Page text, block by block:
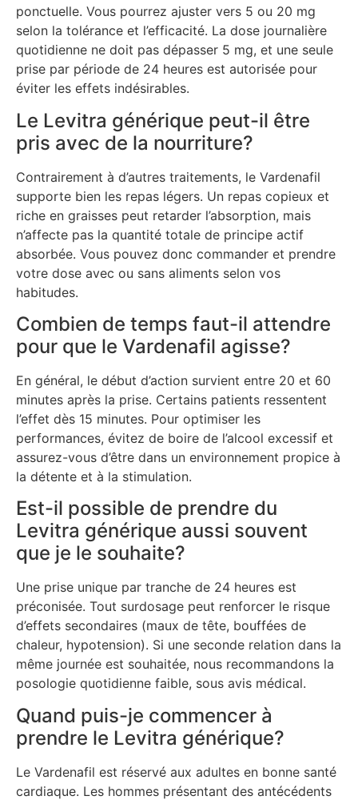
ponctuelle. Vous pourrez ajuster vers 5 ou 20 mg
selon la tolérance et l’efficacité. La dose journalière
quotidienne ne doit pas dépasser 5 mg, et une seule
prise par période de 24 heures est autorisée pour
éviter les effets indésirables.
Le Levitra générique peut-il être
pris avec de la nourriture?
Contrairement à d’autres traitements, le Vardenafil
supporte bien les repas légers. Un repas copieux et
riche en graisses peut retarder l’absorption, mais
n’affecte pas la quantité totale de principe actif
absorbée. Vous pouvez donc commander et prendre
votre dose avec ou sans aliments selon vos
habitudes.
Combien de temps faut-il attendre
pour que le Vardenafil agisse?
En général, le début d’action survient entre 20 et 60
minutes après la prise. Certains patients ressentent
l’effet dès 15 minutes. Pour optimiser les
performances, évitez de boire de l’alcool excessif et
assurez-vous d’être dans un environnement propice à
la détente et à la stimulation.
Est-il possible de prendre du
Levitra générique aussi souvent
que je le souhaite?
Une prise unique par tranche de 24 heures est
préconisée. Tout surdosage peut renforcer le risque
d’effets secondaires (maux de tête, bouffées de
chaleur, hypotension). Si une seconde relation dans la
même journée est souhaitée, nous recommandons la
posologie quotidienne faible, sous avis médical.
Quand puis-je commencer à
prendre le Levitra générique?
Le Vardenafil est réservé aux adultes en bonne santé
cardiaque. Les hommes présentant des antécédents